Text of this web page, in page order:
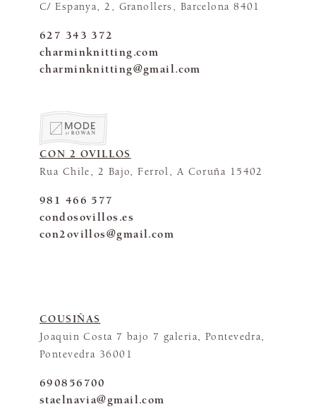
C/ Espanya, 2, Granollers, Barcelona 8401
627 343 372
charminknitting.com
charminknitting@gmail.com
CON 2 OVILLOS
Rua Chile, 2 Bajo, Ferrol, A Coruña 15402
981 466 577
condosovillos.es
con2ovillos@gmail.com
COUSIÑAS
Joaquin Costa 7 bajo 7 galeria, Pontevedra,
Pontevedra 36001
690856700
staelnavia@gmail.com